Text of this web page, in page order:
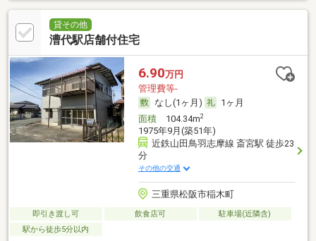
貸その他
漕代駅店舗付住宅
6.90万円
管理費等-
なし(1ヶ月)
1ヶ月
面積104.34m2
1975年9月(築51年)
近鉄山田鳥羽志摩線 斎宮駅 徒歩23
分
その他の交通
三重県松阪市稲木町
即引き渡し可 飲食店可
駐車場(近隣含)
駅から徒歩5分以内